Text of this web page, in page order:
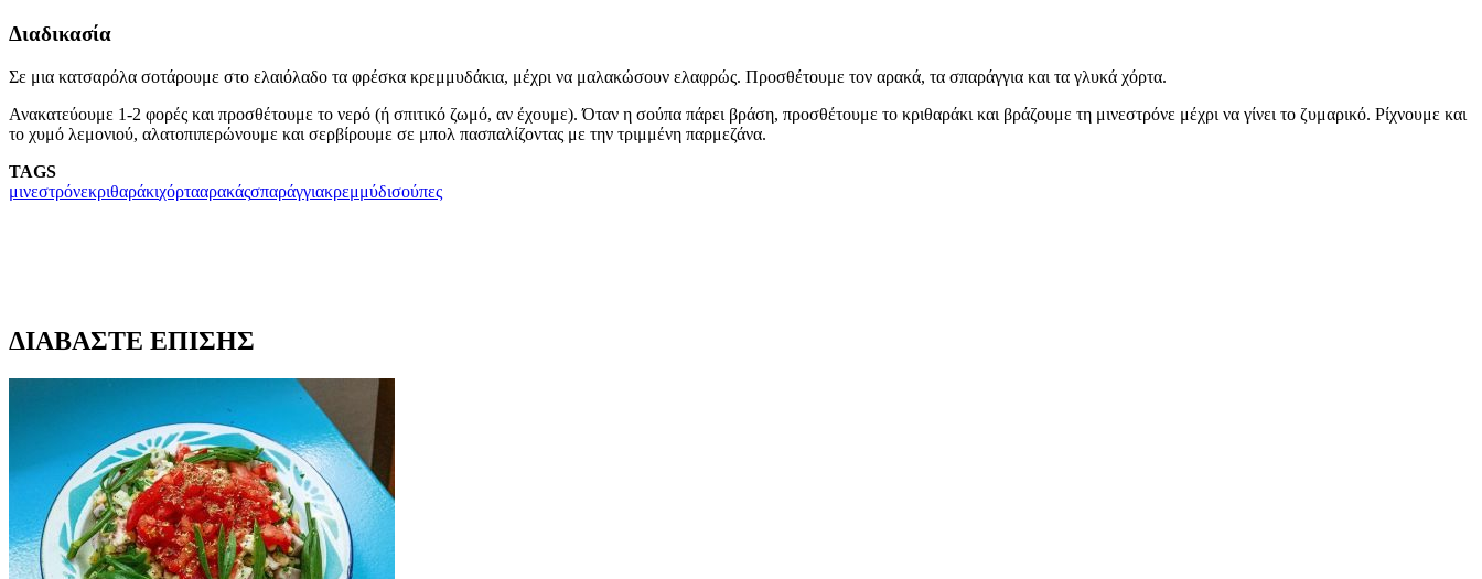
Διαδικασία
Σε μια κατσαρόλα σοτάρουμε στο ελαιόλαδο τα φρέσκα κρεμμυδάκια, μέχρι να μαλακώσουν ελαφρώς. Προσθέτουμε τον αρακά, τα σπαράγγια και τα γλυκά χόρτα.
Ανακατεύουμε 1-2 φορές και προσθέτουμε το νερό (ή σπιτικό ζωμό, αν έχουμε). Όταν η σούπα πάρει βράση, προσθέτουμε το κριθαράκι και βράζουμε τη μινεστρόνε μέχρι να γίνει το ζυμαρικό. Ρίχνουμε και
το χυμό λεμονιού, αλατοπιπερώνουμε και σερβίρουμε σε μπολ πασπαλίζοντας με την τριμμένη παρμεζάνα.
TAGS
μινεστρόνεκριθαράκιχόρτααρακάςσπαράγγιακρεμμύδισούπες
ΔΙΑΒΑΣΤΕ ΕΠΙΣΗΣ